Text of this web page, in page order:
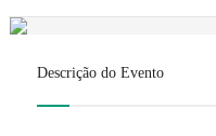
Descrição do Evento